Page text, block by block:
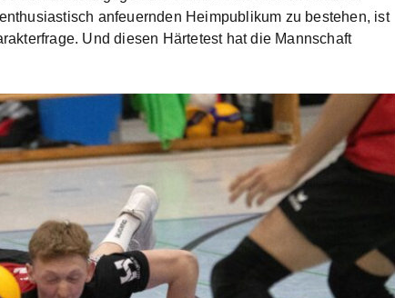
anfeuernden Heimpublikum zu bestehen, ist
Und diesen Härtetest hat die Mannschaft